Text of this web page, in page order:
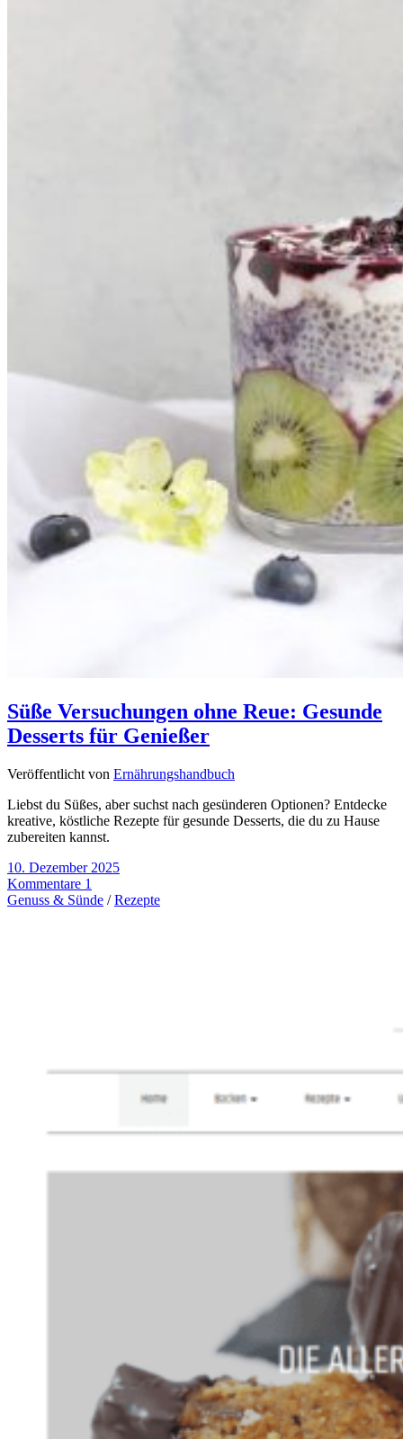
Süße Versuchungen ohne Reue: Gesunde
Desserts für Genießer
Veröffentlicht von Ernährungshandbuch
Liebst du Süßes, aber suchst nach gesünderen Optionen? Entdecke
kreative, köstliche Rezepte für gesunde Desserts, die du zu Hause
zubereiten kannst.
10. Dezember 2025
Kommentare 1
Genuss & Sünde /Rezepte